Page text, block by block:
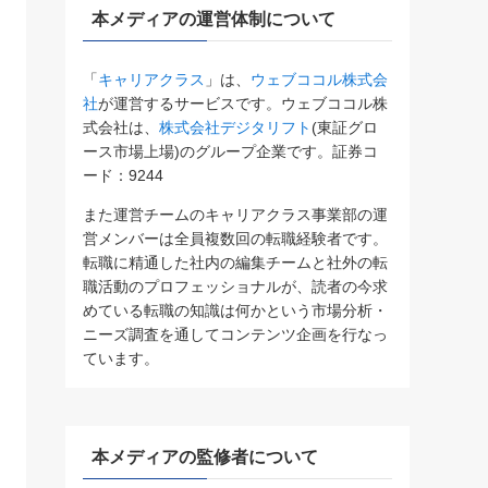
本メディアの運営体制について
「キャリアクラス 」は、 ウェブココル株式会
社が運営するサービスです。ウェブココル株
式会社は、 株式会社デジタリフト (東証グロ
ース市場上場)のグループ企業です。証券コ
ード：9244
また運営チームのキャリアクラス事業部の運
営メンバーは全員複数回の転職経験者です。
転職に精通した社内の編集チームと社外の転
職活動のプロフェッショナルが、読者の今求
めている転職の知識は何かという市場分析・
ニーズ調査を通してコンテンツ企画を行なっ
ています。
本メディアの監修者について